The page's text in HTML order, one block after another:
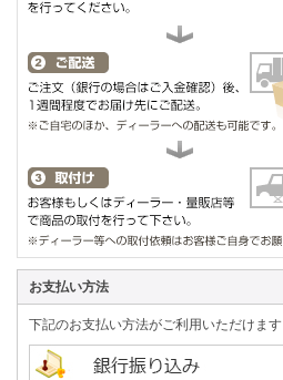
お支払い方法
下記のお支払い方法がご利用いただけます